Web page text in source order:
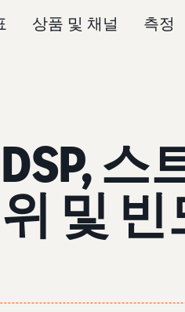
상품 및 채널 측정
스
및